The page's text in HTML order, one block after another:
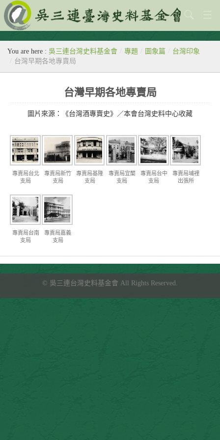
關於本會
歷史教室
館藏查詢
台灣史料中心
You are here : 吳三連台灣史料基金會 / 專題 / 圖象篇 / 台灣印象
/ 台灣早期各地專賣局
台灣早期各地專賣局
圖片來源：《台灣酒專賣史》／本會台灣史料中心收藏
專賣局台北
支局
專賣局新竹
支局
專賣局基隆
支局
專賣局宜蘭
支局
專賣局台中
支局
專賣局埔裡
出張所
專賣局台南
支局
專賣局嘉義
支局
© 吳三連台灣史料基金會 All Rights Reserved.